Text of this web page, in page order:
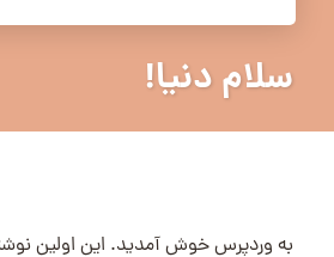
سلام دنیا!
به وردپرس خوش آمدید. این اولین